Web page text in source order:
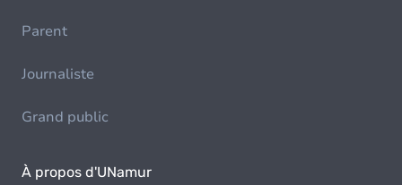
Parent
Journaliste
Grand public
À propos d'UNamur